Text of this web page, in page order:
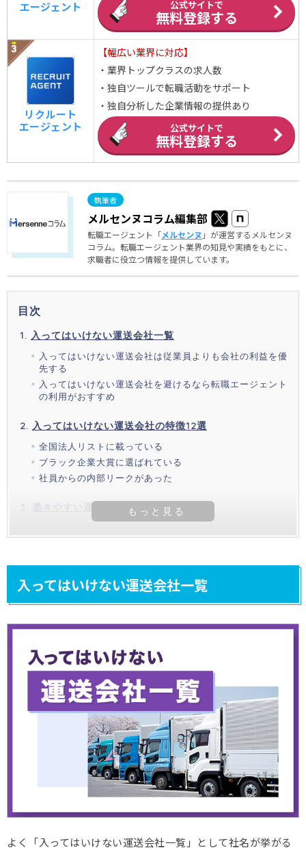
エージェント
公式サイトで
無料登録する
リクルート
エージェント
【幅広い業界に対応】
・業界トップクラスの求人数
・独自ツールで転職活動をサポート
・独自分析した企業情報の提供あり
公式サイトで
無料登録する
メルセンヌコラム編集部
転職エージェント「メルセンヌ 」が運営するメルセンヌ
コラム。転職エージェント業界の知見や実績をもとに、
求職者に役立つ情報を提供しています。
目次
入ってはいけない運送会社一覧
入ってはいけない運送会社は従業員よりも会社の利益を優
先する
入ってはいけない運送会社を避けるなら転職エージェント
の利用がおすすめ
入ってはいけない運送会社の特徴12選
全国法人リストに載っている
ブラック企業大賞に選ばれている
社員からの内部リークがあった
働きやすい運送会社に入るためには
入ってはいけない運送会社一覧
よく「入ってはいけない運送会社一覧」として社名が挙がる